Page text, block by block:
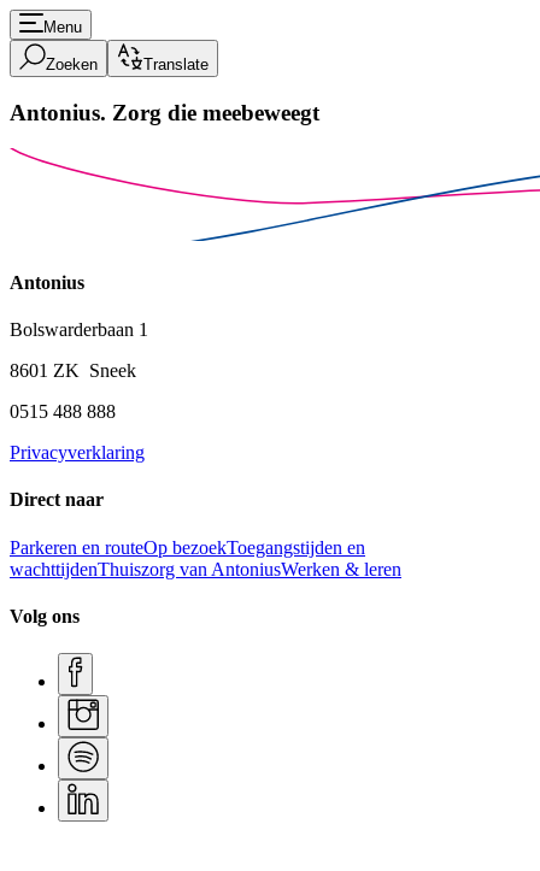
Menu
Zoeken Translate
Antonius. Zorg die meebeweegt
Antonius
Bolswarderbaan 1
8601 ZK Sneek
0515 488 888
Privacyverklaring
Direct naar
Parkeren en routeOp bezoekToegangstijden en
wachttijdenThuiszorg van AntoniusWerken & leren
Volg ons